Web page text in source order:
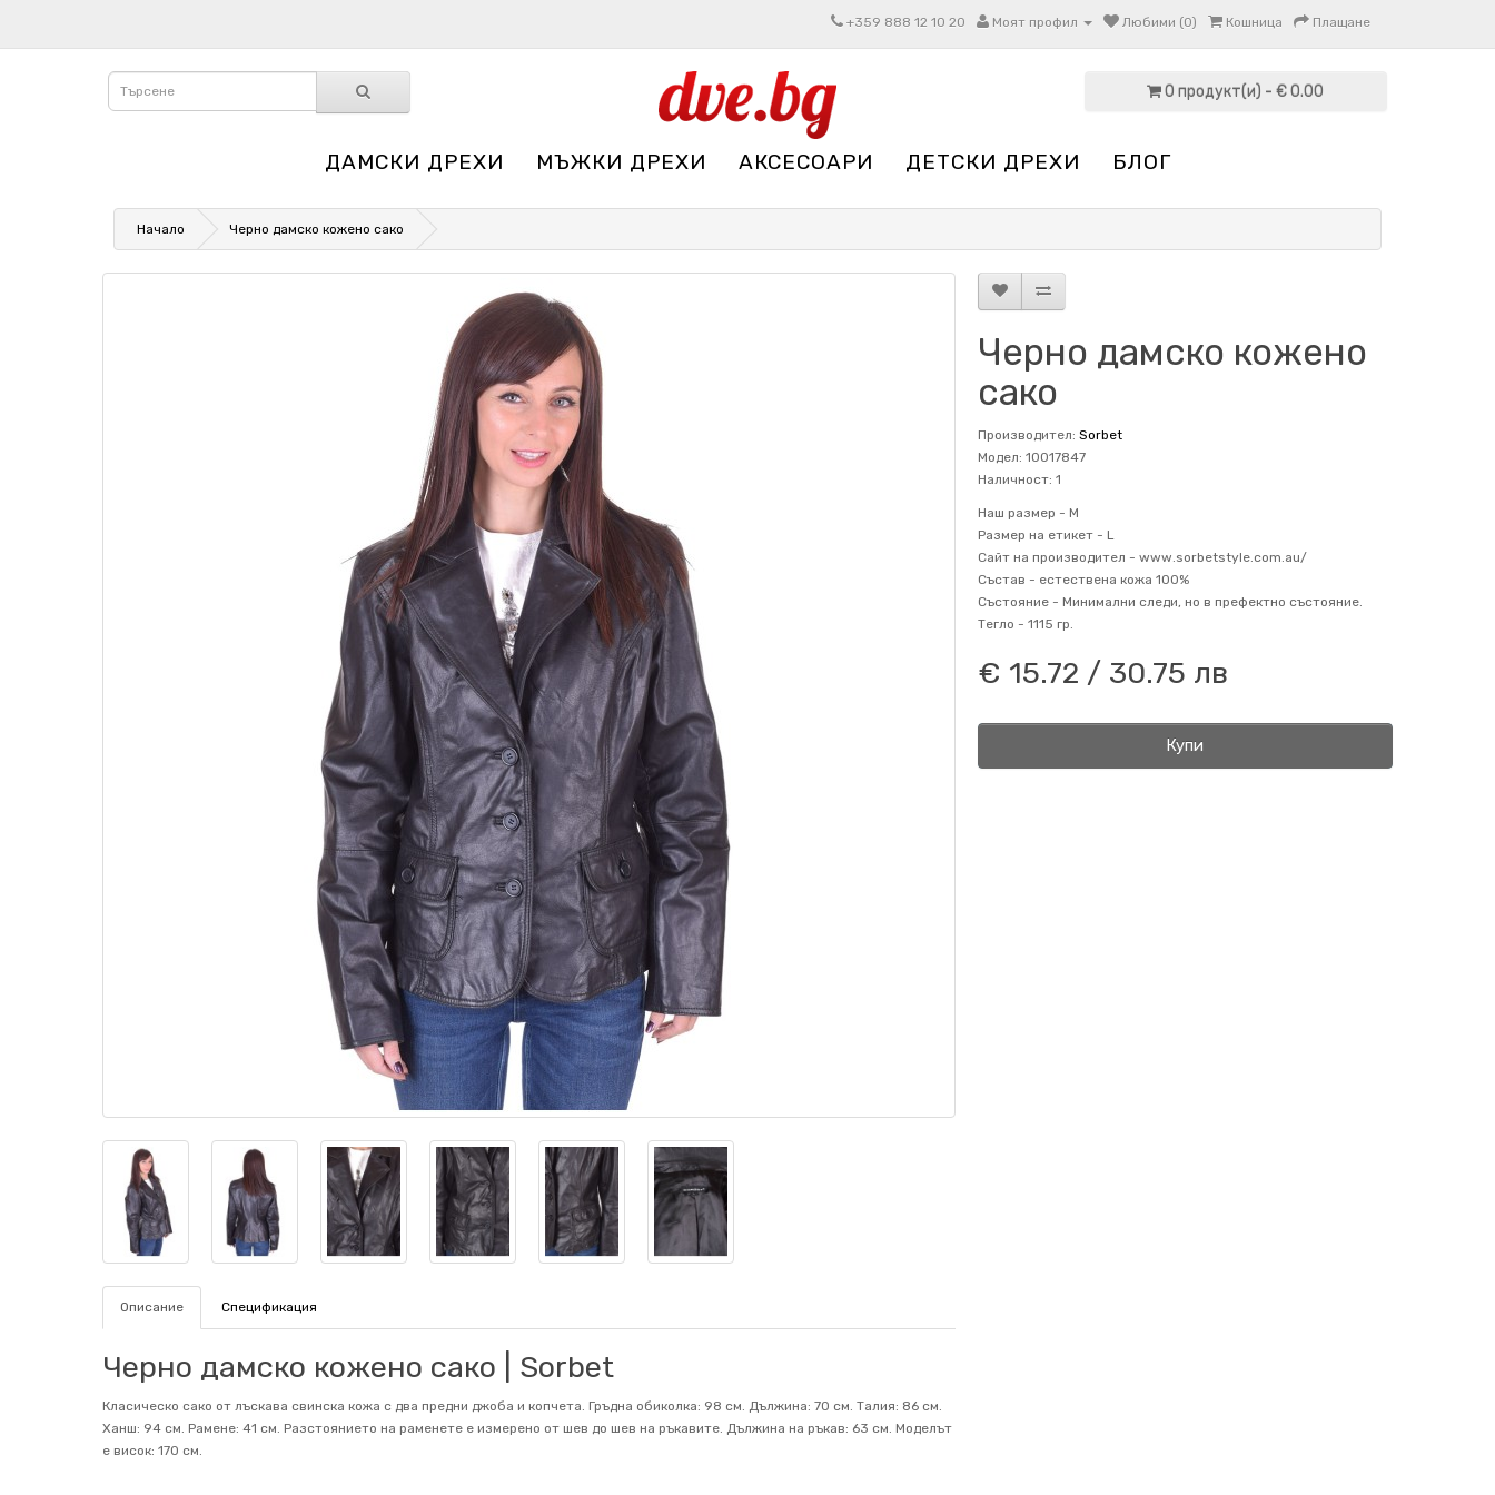
+359 888 12 10 20 Моят профил Любими (0) Кошница Плащане
0 продукт(и) - € 0.00
ДАМСКИ ДРЕХИ МЪЖКИ ДРЕХИ АКСЕСОАРИ ДЕТСКИ ДРЕХИ БЛОГ
Начало Черно дамско кожено сако
Описание Спецификация
Черно дамско кожено сако | Sorbet
Класическо сако от лъскава свинска кожа с два предни джоба и копчета. Гръдна обиколка: 98 см. Дължина: 70 см. Талия: 86 см.
Ханш: 94 см. Рамене: 41 см. Разстоянието на раменете е измерено от шев до шев на ръкавите. Дължина на ръкав: 63 см. Mоделът
е висок: 170 см.
Черно дамско кожено
сако
Производител: Sorbet
Модел: 10017847
Наличност: 1
Наш размер - M
Размер на етикет - L
Сайт на производител - www.sorbetstyle.com.au/
Състав - естествена кожа 100%
Състояние - Минимални следи, но в префектно състояние.
Тегло - 1115 гр.
€ 15.72 / 30.75 лв
Купи